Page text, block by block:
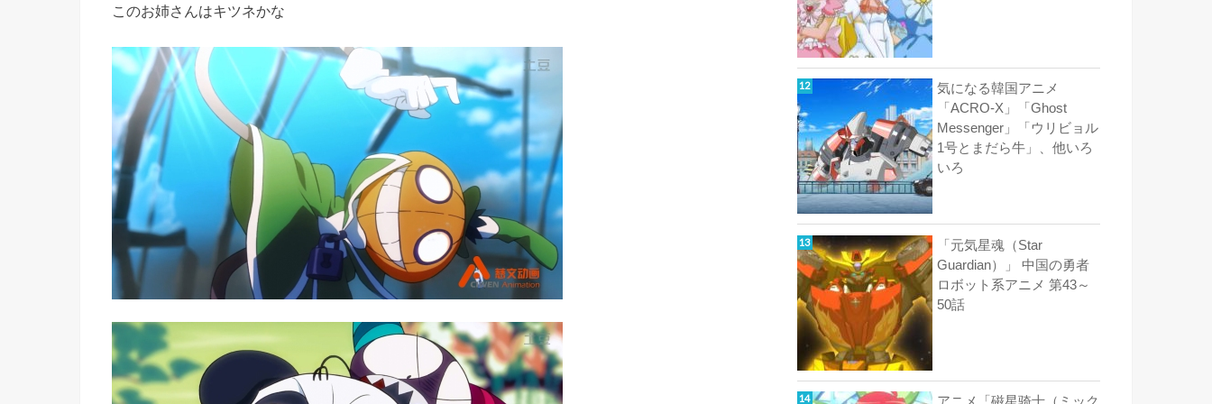
このお姉さんはキツネかな
気になる韓国アニメ
「ACRO-X」「Ghost
Messenger」「ウリビョル
1号とまだら牛」、他いろ
いろ
「元気星魂（Star
Guardian）」 中国の勇者
ロボット系アニメ 第43～
50話
アニメ「磁星骑士（ミック